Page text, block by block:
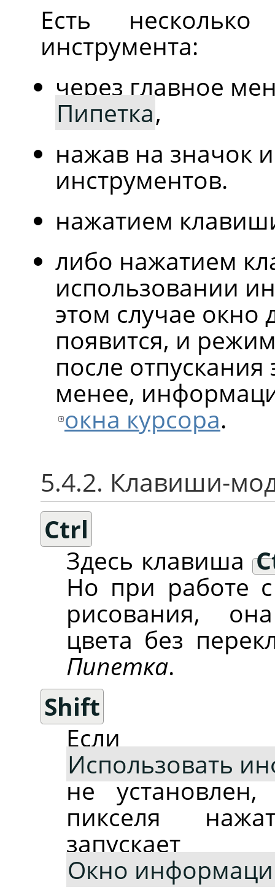
Есть
инструмента:
через главное
Пипетка,
нажав на значок
инструментов.
нажатием
либо нажатием
использовании
этом случае окно
появится, и
после
менее,
окна курсора.
5.4.2. Клавиши-
Ctrl
Здесь клавиша
Но при работе
рисования,
цвета без
Пипетка.
Shift
Если
Использовать
не
пикселя
Окно